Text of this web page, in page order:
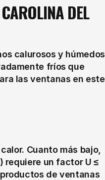
DEL
calurosos y húmedos
fríos que
las ventanas en este
Cuanto más bajo,
requiere un factor U ≤
de ventanas